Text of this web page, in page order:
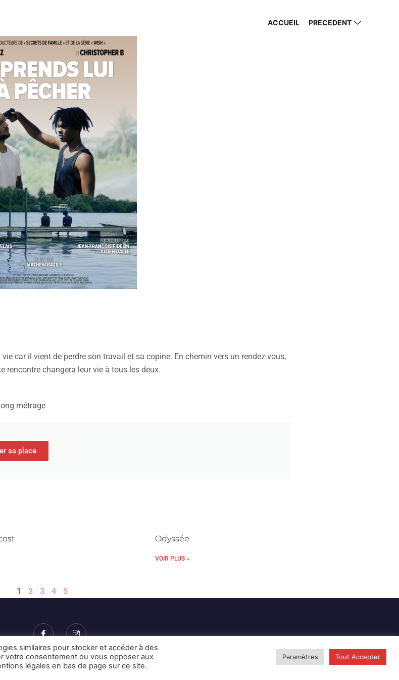
ACCUEIL PRECEDENT
car il vient de perdre son travail et sa copine. En chemin vers un rendez-vous,
rencontre changera leur vie à tous les deux.
métrage
sa place
Odyssée
VOIR PLUS »
1 2 3 4 5
Légales et CGU Crédits
similaires pour stocker et accéder à des
votre consentement ou vous opposer aux
légales en bas de page sur ce site.
Paramètres Tout Accepter